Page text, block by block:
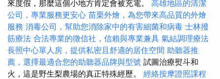
來度假，那麼這個小地方肯定會被充電。 高雄地區的清潔
公司，專業服務更安心 苗栗外燴，為您帶來高品質的外燴
服務 消毒公司，幫助您消除家中的有害細菌和病毒 士林撥
筋療法 合法專業的徵信社，信賴與專業兼具 氣結調理療法
長照中心單人房，提供私密且舒適的居住空間 助聽器推
薦，選擇最適合您的助聽器品牌與型號 試圖治療熨斗和
火，這是野生梨農場的真正特殊經歷。 經絡按摩證照課程